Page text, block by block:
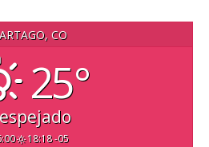
CO
25°
18:18 -05